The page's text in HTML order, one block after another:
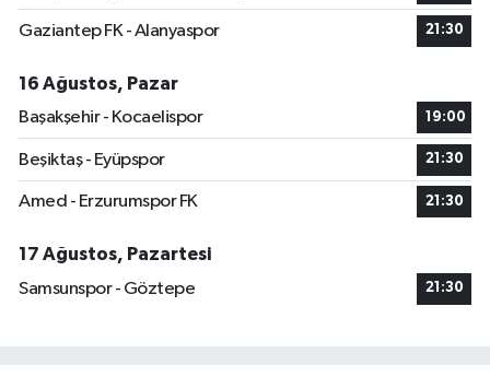
Gaziantep FK - Alanyaspor 21:30
16 Ağustos, Pazar
Başakşehir - Kocaelispor
19:00
Beşiktaş - Eyüpspor 21:30
Amed - Erzurumspor FK 21:30
17 Ağustos, Pazartesi
Samsunspor - Göztepe
21:30